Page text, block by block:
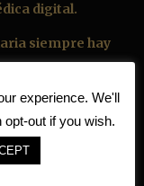
digital.
siempre hay
no pases de 3.
experience. We'll
out if you wish.